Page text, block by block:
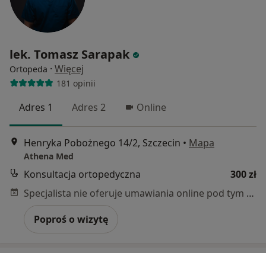
lek. Tomasz Sarapak
Ortopeda · Więcej
181 opinii
Adres 1 Adres 2 Online
Henryka Pobożnego 14/2, Szczecin • Mapa
Athena Med
Konsultacja ortopedyczna
300 zł
Specjalista nie oferuje umawiania online pod tym adresem.
Poproś o wizytę